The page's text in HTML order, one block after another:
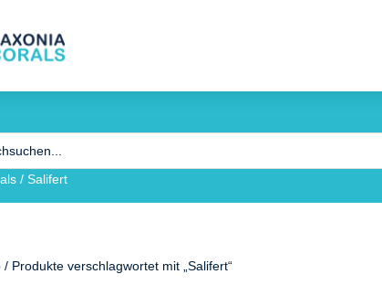
/Salifert
/ Produkte verschlagwortet mit „Salifert“